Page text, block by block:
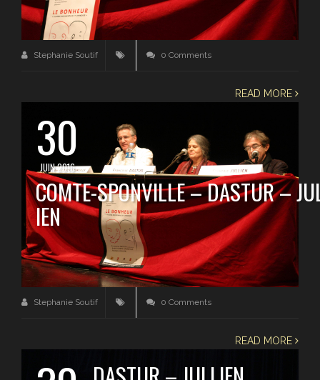
Stephanie Soutif 0 Comments
READ MORE
30
JUIN 2016
COMTE-SPONVILLE – DASTUR –
IEN
Stephanie Soutif 0 Comments
READ MORE